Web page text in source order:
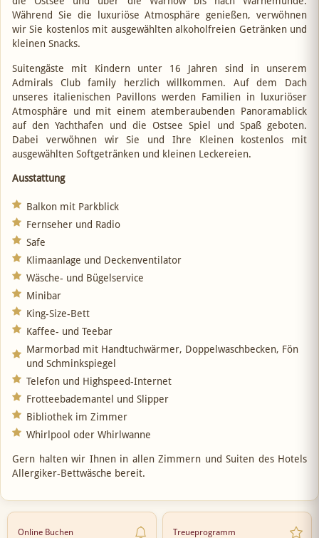
Während Sie die luxuriöse Atmosphäre genießen, verwöhnen
wir Sie kostenlos mit ausgewählten alkoholfreien Getränken und
kleinen Snacks.
Suitengäste mit Kindern unter 16 Jahren sind in unserem
Admirals Club family herzlich willkommen. Auf dem Dach
unseres italienischen Pavillons werden Familien in luxuriöser
Atmosphäre und mit einem atemberaubenden Panoramablick
auf den Yachthafen und die Ostsee Spiel und Spaß geboten.
Dabei verwöhnen wir Sie und Ihre Kleinen kostenlos mit
ausgewählten Softgetränken und kleinen Leckereien.
Ausstattung
Balkon mit Parkblick
Fernseher und Radio
Safe
Klimaanlage und Deckenventilator
Wäsche- und Bügelservice
Minibar
King-Size-Bett
Kaffee- und Teebar
Marmorbad mit Handtuchwärmer, Doppelwaschbecken, Fön
und Schminkspiegel
Telefon und Highspeed-Internet
Frotteebademantel und Slipper
Bibliothek im Zimmer
Whirlpool oder Whirlwanne
Gern halten wir Ihnen in allen Zimmern und Suiten des Hotels
Allergiker-Bettwäsche bereit.
Online Buchen Treueprogramm